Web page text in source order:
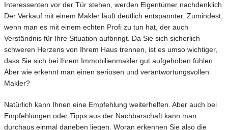
Interessenten vor der Tür stehen, werden Eigentümer nachdenklich.
Der Verkauf mit einem Makler läuft deutlich entspannter. Zumindest,
wenn man es mit einem echten Profi zu tun hat, der auch
Verständnis für Ihre Situation aufbringt. Da Sie sich sicherlich
schweren Herzens von Ihrem Haus trennen, ist es umso wichtiger,
dass Sie sich bei Ihrem Immobilienmakler gut aufgehoben fühlen.
Aber wie erkennt man einen seriösen und verantwortungsvollen
Makler?
Natürlich kann Ihnen eine Empfehlung weiterhelfen. Aber auch bei
Empfehlungen oder Tipps aus der Nachbarschaft kann man
durchaus einmal daneben liegen. Woran erkennen Sie also die